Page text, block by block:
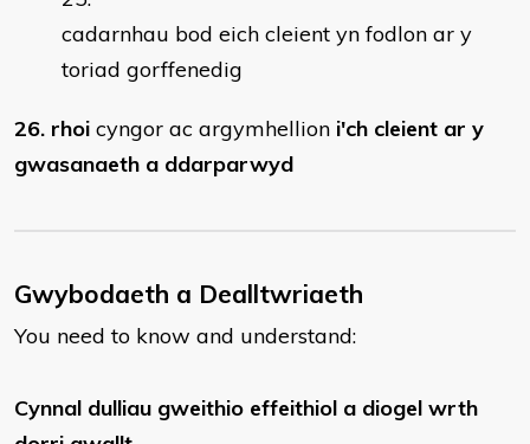
cadarnhau bod eich cleient yn fodlon ar y
toriad gorffenedig
26. rhoi cyngor ac argymhellion i'ch cleient ar y
gwasanaeth a ddarparwyd
Gwybodaeth a Dealltwriaeth
You need to know and understand:
Cynnal dulliau gweithio effeithiol a diogel wrth